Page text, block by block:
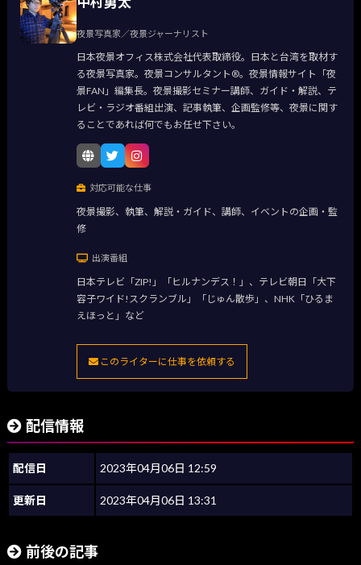
夜景写真家／夜景ジャーナリスト
日本夜景オフィス株式会社代表取締役。日本と台湾を取材す
る夜景写真家。夜景コンサルタント®。夜景情報サイト「夜
景FAN」編集長。夜景撮影セミナー講師、ガイド・解説、テ
レビ・ラジオ番組出演、記事執筆、企画監修等、夜景に関す
ることであれば何でもお任せ下さい。
対応可能な仕事
夜景撮影、執筆、解説・ガイド、講師、イベントの企画・監
修
出演番組
日本テレビ「ZIP!」「ヒルナンデス！」、テレビ朝日「大下
容子ワイド!スクランブル」「じゅん散歩」、NHK「ひるま
えほっと」など
このライターに仕事を依頼する
配信情報
配信日 2023年04月06日 12:59
更新日 2023年04月06日 13:31
前後の記事